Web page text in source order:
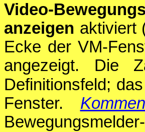
Video-
anzeigen aktiviert
Ecke der VM-
angezeigt. Die
Definitionsfeld;
Fenster.